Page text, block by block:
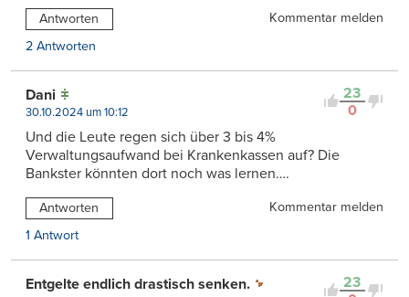
Antworten
Kommentar melden
2 Antworten
23
0
Dani
30.10.2024 um 10:12
Und die Leute regen sich über 3 bis 4%
Verwaltungsaufwand bei Krankenkassen auf? Die
Bankster könnten dort noch was lernen….
Antworten
Kommentar melden
1 Antwort
23
Entgelte endlich drastisch senken.